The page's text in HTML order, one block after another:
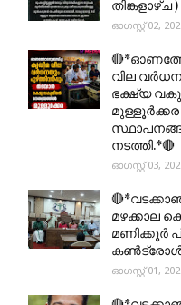
തിങ്കളാഴ്ച
ഓഗസ്റ്റ് 02,
വില
ഭക്ഷ്യ
മുള്ളൂർക്കര
നടത്തി.*🔴
ഓഗസ്റ്റ് 03,
മഴക്കാല
മണിക്കൂർ
കൺട്രോൾ
ഓഗസ്റ്റ് 01,